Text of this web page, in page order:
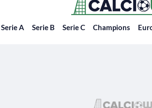
Serie A Serie B Serie C Champions